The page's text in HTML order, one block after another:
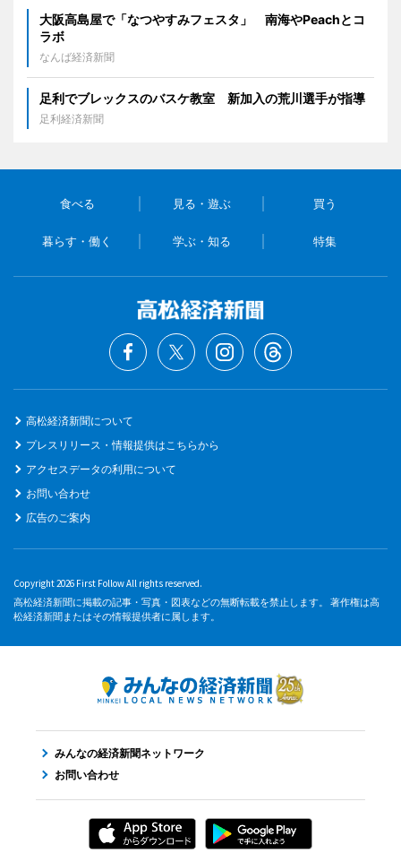
大阪高島屋で「なつやすみフェスタ」 南海やPeachとコ
ラボ
なんば経済新聞
足利でブレックスのバスケ教室 新加入の荒川選手が指導
足利経済新聞
食べる 見る・遊ぶ 買う
暮らす・働く 学ぶ・知る 特集
高松経済新聞について
プレスリリース・情報提供はこちらから
アクセスデータの利用について
お問い合わせ
広告のご案内
Copyright 2026 First Follow All rights reserved.
高松経済新聞に掲載の記事・写真・図表などの無断転載を禁止します。 著作権は高
松経済新聞またはその情報提供者に属します。
みんなの経済新聞ネットワーク
お問い合わせ